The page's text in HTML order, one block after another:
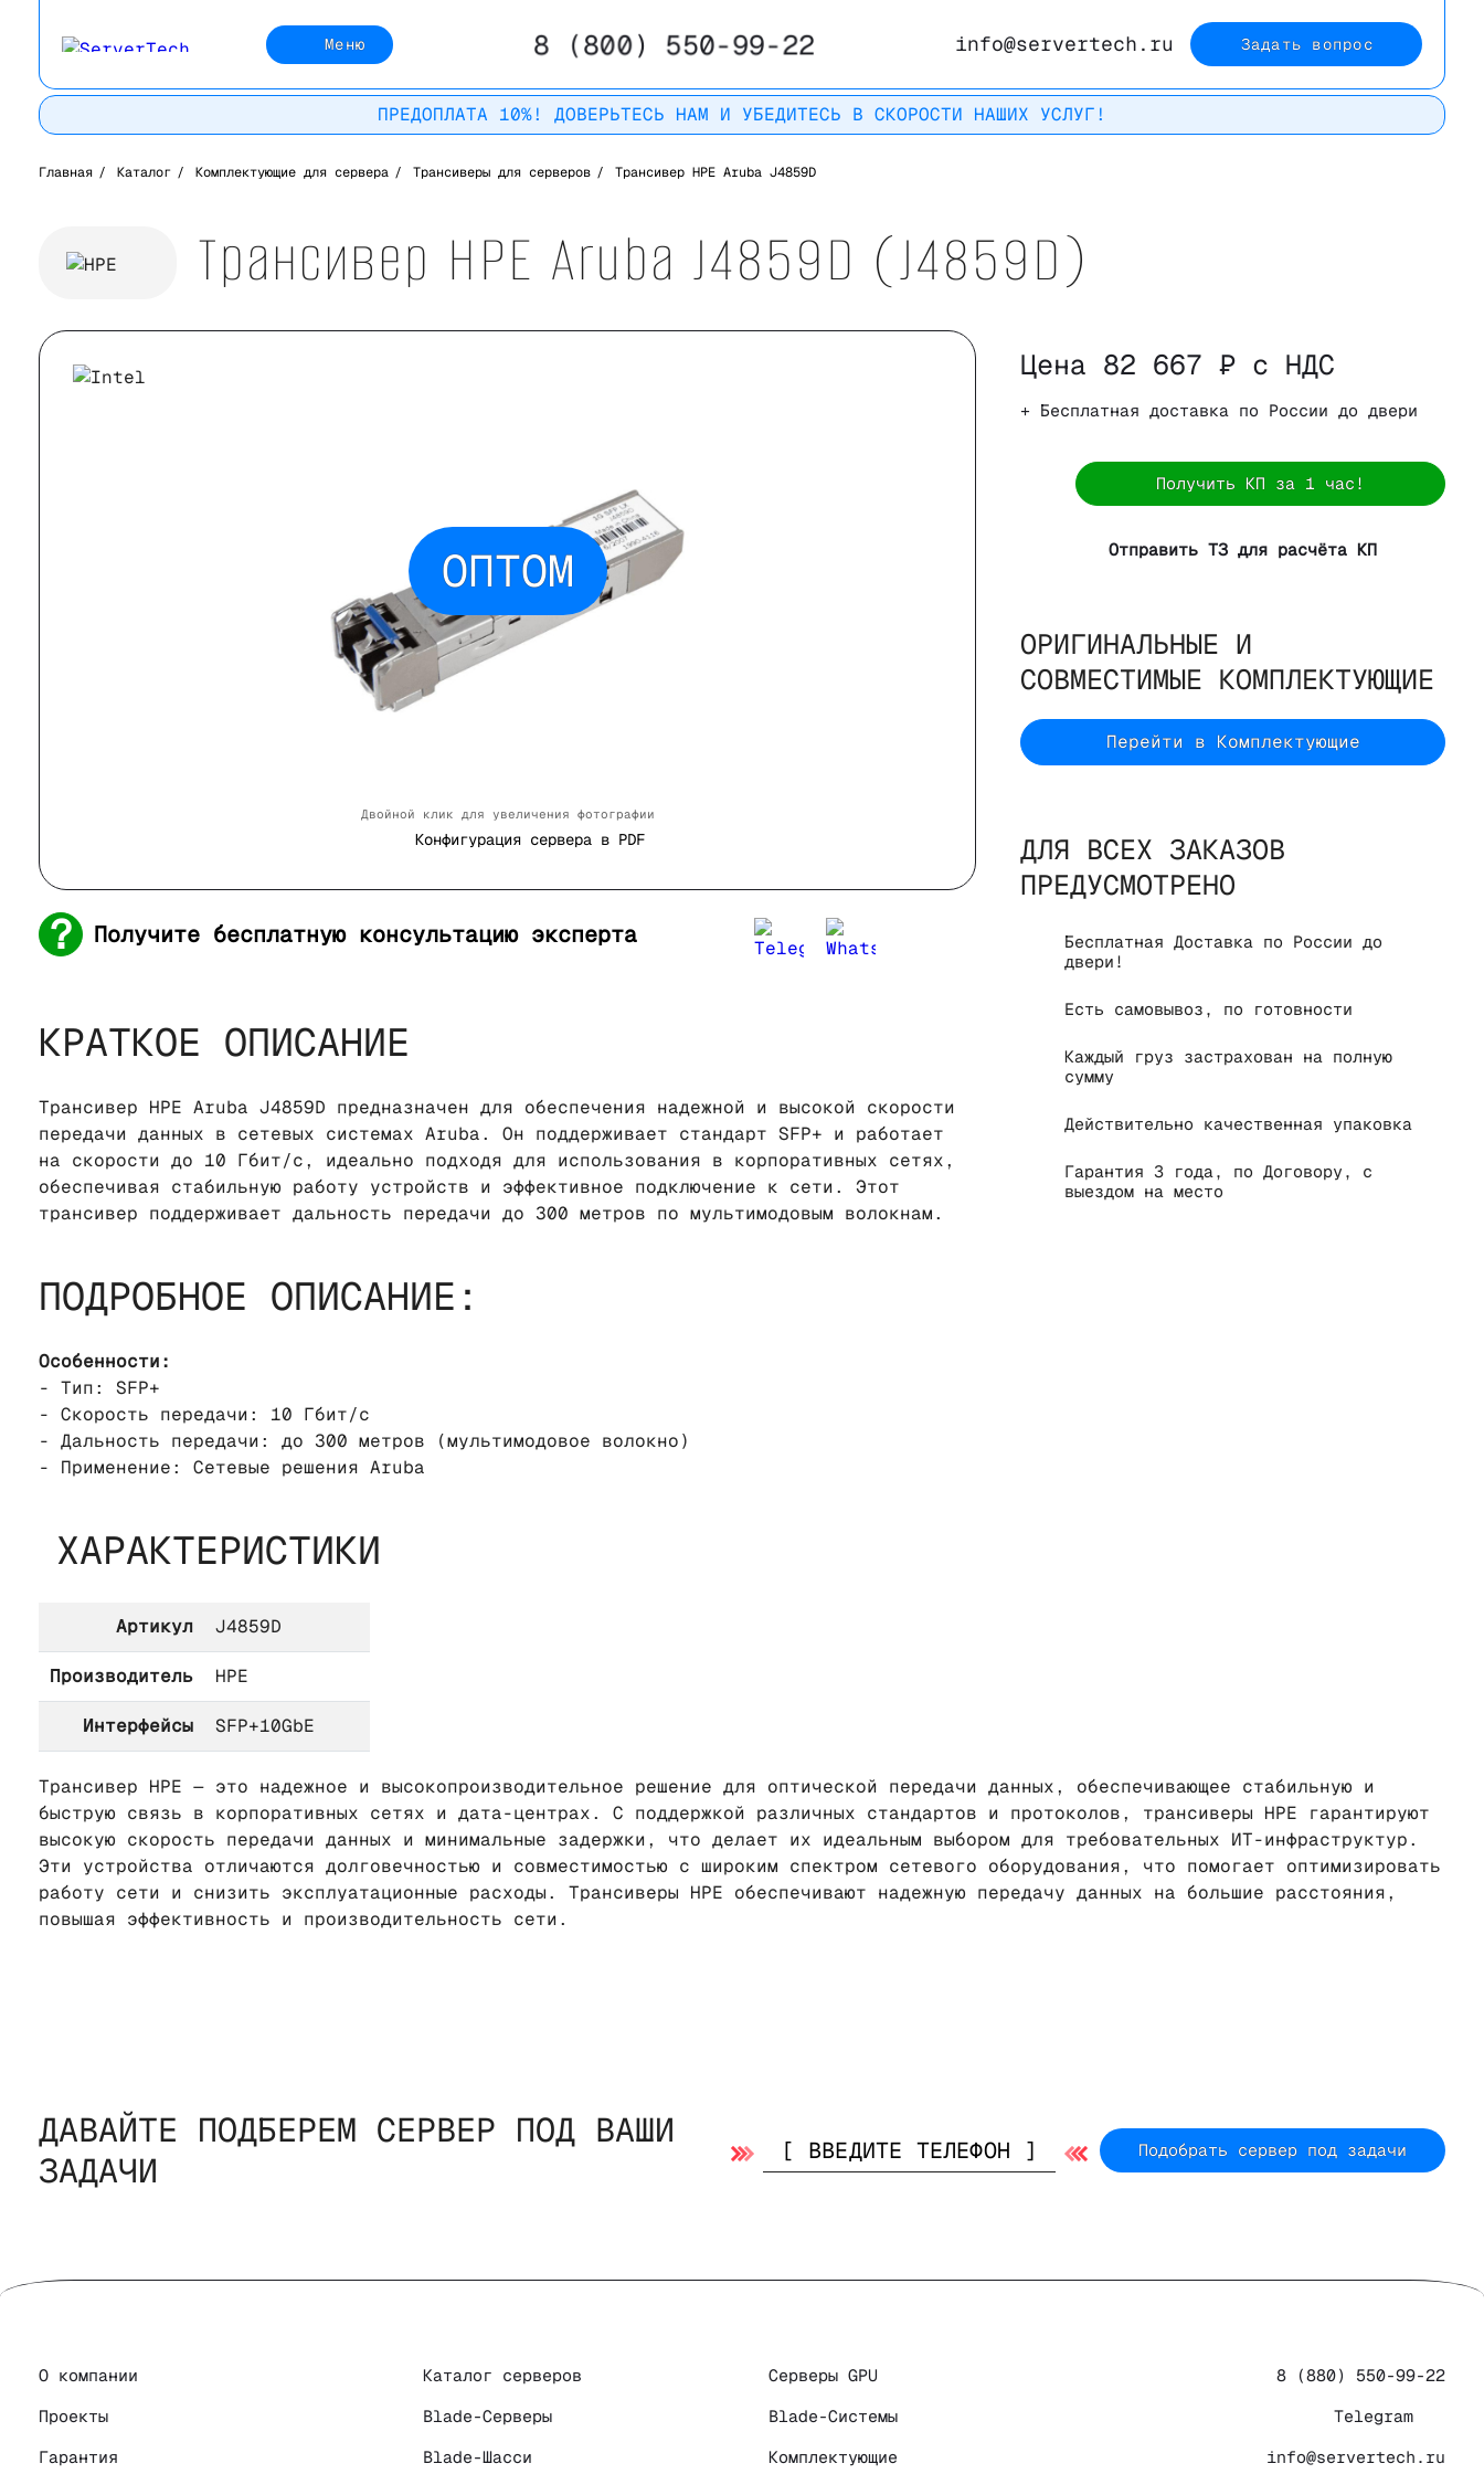
Меню 8 (800) 550-99-22 info@servertech.ru Задать вопрос
ПРЕДОПЛАТА 10%! ДОВЕРЬТЕСЬ НАМ И УБЕДИТЕСЬ В СКОРОСТИ НАШИХ УСЛУГ!
Главная / Каталог / Комплектующие для сервера / Трансиверы для серверов / Трансивер HPE Aruba J4859D
Трансивер HPE Aruba J4859D (J4859D)
ОПТОМ
Двойной клик для увеличения фотографии
Конфигурация сервера в PDF
Получите бесплатную консультацию эксперта
КРАТКОЕ ОПИСАНИЕ
Трансивер HPE Aruba J4859D предназначен для обеспечения надежной и высокой скорости
передачи данных в сетевых системах Aruba. Он поддерживает стандарт SFP+ и работает
на скорости до 10 Гбит/с, идеально подходя для использования в корпоративных сетях,
обеспечивая стабильную работу устройств и эффективное подключение к сети. Этот
трансивер поддерживает дальность передачи до 300 метров по мультимодовым волокнам.
ПОДРОБНОЕ ОПИСАНИЕ:
Особенности:
- Тип: SFP+
- Скорость передачи: 10 Гбит/с
- Дальность передачи: до 300 метров (мультимодовое волокно)
- Применение: Сетевые решения Aruba
ХАРАКТЕРИСТИКИ
Артикул J4859D
Производитель HPE
Интерфейсы SFP+10GbE
Цена 82 667 ₽ с НДС
+ Бесплатная доставка по России до двери
Получить КП за 1 час!
Отправить ТЗ для расчёта КП
ОРИГИНАЛЬНЫЕ И
СОВМЕСТИМЫЕ КОМПЛЕКТУЮЩИЕ
Перейти в Комплектующие
ДЛЯ ВСЕХ ЗАКАЗОВ
ПРЕДУСМОТРЕНО
Бесплатная Доставка по России до
двери!
Есть самовывоз, по готовности
Каждый груз застрахован на полную
сумму
Действительно качественная упаковка
Гарантия 3 года, по Договору, с
выездом на место
Трансивер HPE — это надежное и высокопроизводительное решение для оптической передачи данных, обеспечивающее стабильную и
быструю связь в корпоративных сетях и дата-центрах. С поддержкой различных стандартов и протоколов, трансиверы HPE гарантируют
высокую скорость передачи данных и минимальные задержки, что делает их идеальным выбором для требовательных ИТ-инфраструктур.
Эти устройства отличаются долговечностью и совместимостью с широким спектром сетевого оборудования, что помогает оптимизировать
работу сети и снизить эксплуатационные расходы. Трансиверы HPE обеспечивают надежную передачу данных на большие расстояния,
повышая эффективность и производительность сети.
ДАВАЙТЕ ПОДБЕРЕМ СЕРВЕР ПОД ВАШИ
ЗАДАЧИ
Подобрать сервер под задачи
О компании
Проекты
Гарантия
Каталог серверов
Серверы GPU
Blade-Серверы
Blade-Системы
Blade-Шасси
Комплектующие
8 (880) 550-99-22
Telegram
info@servertech.ru